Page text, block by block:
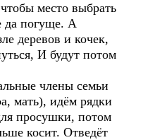
место выбрать
да погуще. А
деревов и кочек,
И будут потом
члены семьи
мать), идём рядки
просушки, потом
косит. Отведёт